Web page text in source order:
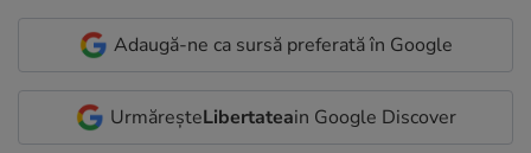
Adaugă-ne ca sursă preferată în Google
UrmăreșteLibertateain Google Discover